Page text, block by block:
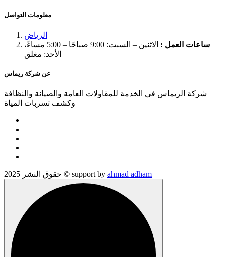
معلومات التواصل
الرياض
ساعات العمل :
الاثنين – السبت: 9:00 صباحًا – 5:00 مساءً،
الأحد: مغلق
عن شركة ريماس
شركة الريماس في الخدمة للمقاولات العامة والصيانة والنظافة
وكشف تسربات المياة
حقوق النشر 2025 © support by ahmad adham